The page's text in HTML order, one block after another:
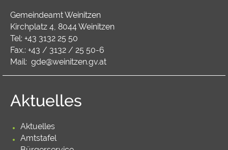
Gemeindeamt Weinitzen
Kirchplatz 4, 8044 Weinitzen
Tel: +43 3132 25 50
Fax.: +43 / 3132 / 25 50-6
Mail: gde@weinitzen.gv.at
Aktuelles
Aktuelles
Amtstafel